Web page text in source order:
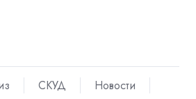
СКУД
Новости